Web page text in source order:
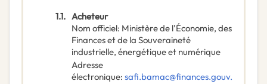
1.1. Acheteur
Nom officiel: Ministère de l’Économie, des
Finances et de la Souveraineté
industrielle, énergétique et numérique
Adresse
électronique: safi.bamac@finances.gouv.